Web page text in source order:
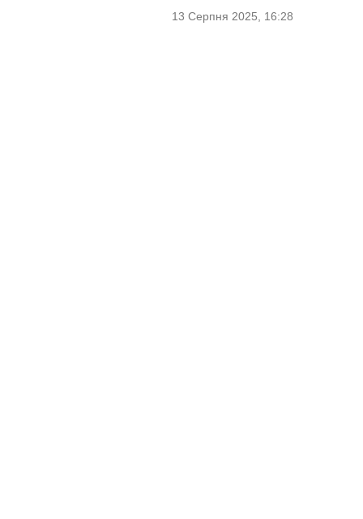
13 Серпня 2025, 16:28